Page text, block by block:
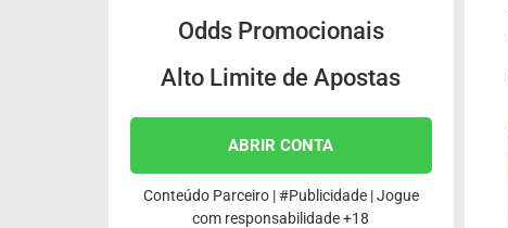
Odds Promocionais
Alto Limite de Apostas
ABRIR CONTA
Conteúdo Parceiro | #Publicidade | Jogue
com responsabilidade +18